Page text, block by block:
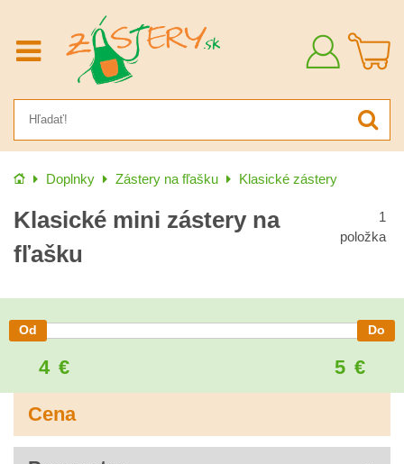
Prihlásiť
Úvod Doplnky Zástery na fľašku Klasické zástery
Klasické mini zástery na
fľašku
1
položka
4 € 5 €
Cena